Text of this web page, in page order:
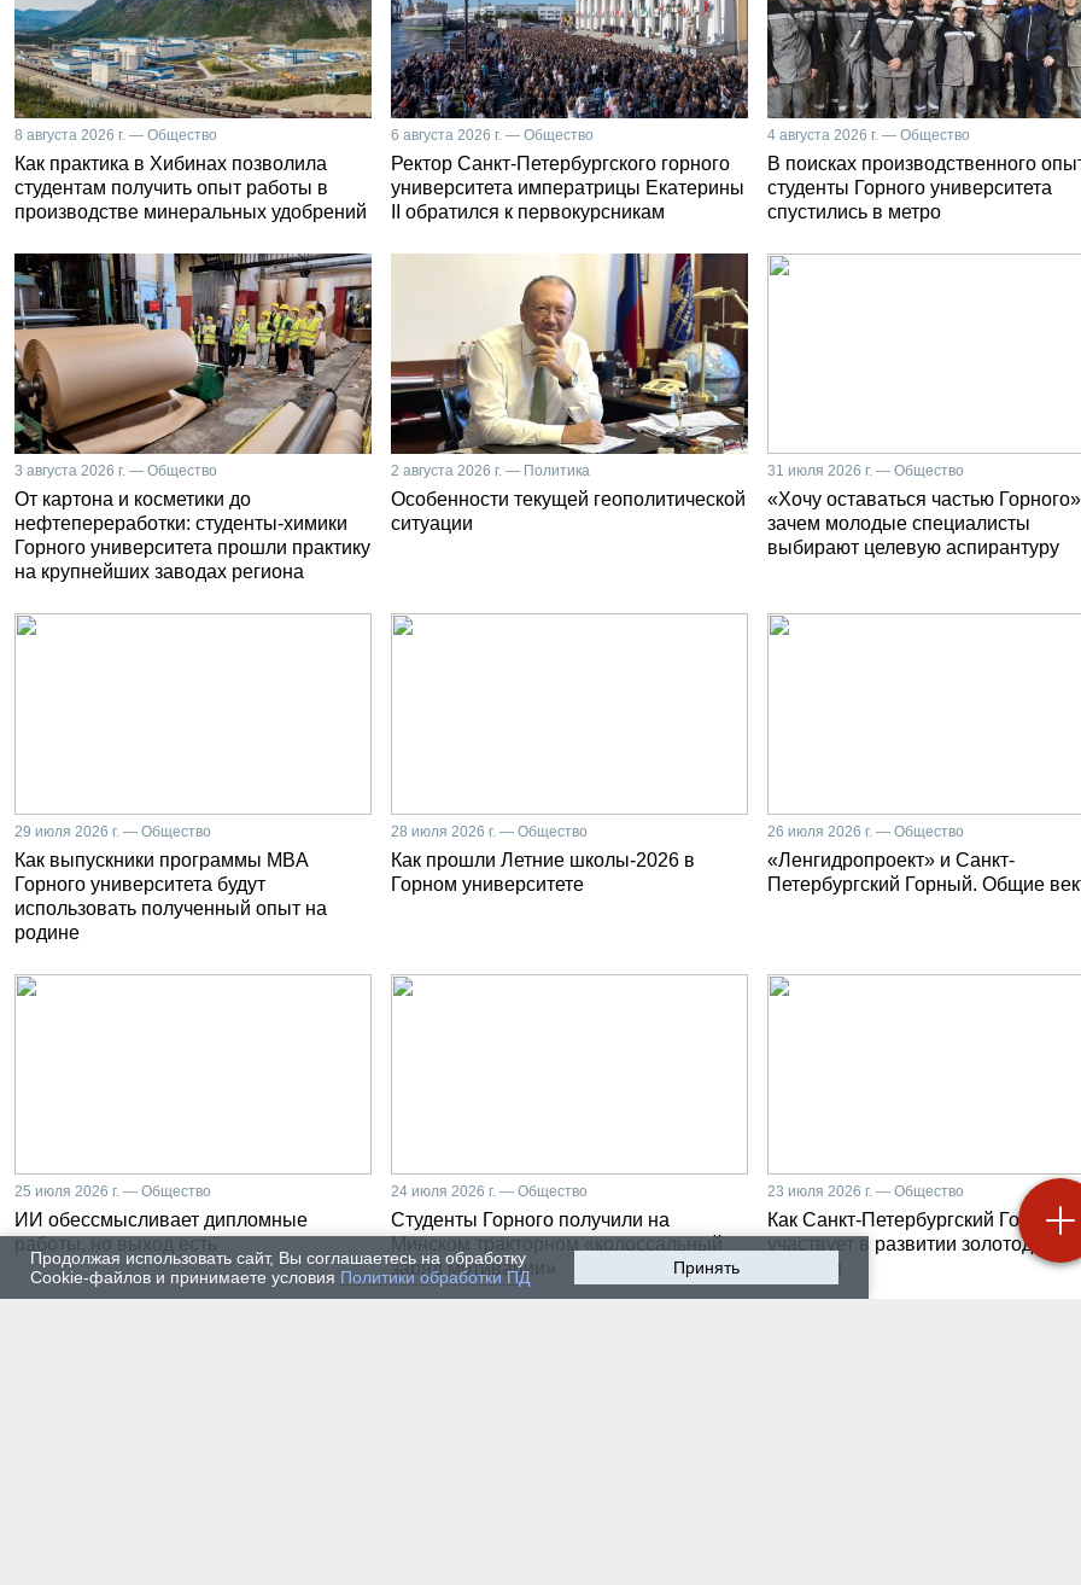
Продолжая использовать сайт, Вы соглашаетесь на обработку
Cookie-файлов и принимаете условия Политики обработки ПД Принять
8 августа 2026 г. — Общество
Как практика в Хибинах позволила
студентам получить опыт работы в
производстве минеральных удобрений
6 августа 2026 г. — Общество
Ректор Санкт-Петербургского горного
университета императрицы Екатерины
II обратился к первокурсникам
4 августа 2026 г. — Общество
В поисках производственного
студенты Горного университета
спустились в метро
3 августа 2026 г. — Общество
От картона и косметики до
нефтепереработки: студенты-химики
Горного университета прошли практику
на крупнейших заводах региона
2 августа 2026 г. — Политика
Особенности текущей геополитической
ситуации
31 июля 2026 г. — Общество
«Хочу оставаться частью
зачем молодые специалисты
выбирают целевую аспирантуру
29 июля 2026 г. — Общество
Как выпускники программы MBA
Горного университета будут
использовать полученный опыт на
родине
28 июля 2026 г. — Общество
Как прошли Летние школы-2026 в
Горном университете
26 июля 2026 г. — Общество
«Ленгидропроект» и Санкт-
Петербургский Горный. Общие
25 июля 2026 г. — Общество
ИИ обессмысливает дипломные
работы, но выход есть
24 июля 2026 г. — Общество
Студенты Горного получили на
Минском тракторном «колоссальный
заряд мотивации»
23 июля 2026 г. — Общество
Как Санкт-Петербургский Горный
участвует в развитии
Бурятии